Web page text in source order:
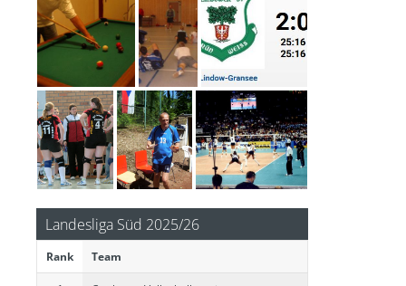
Landesliga Süd 2025/26
Rank Team